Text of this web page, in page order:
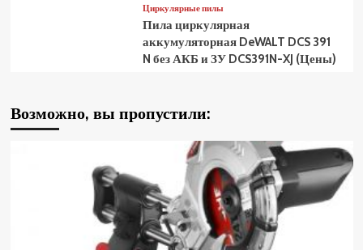
Циркулярные пилы
Пила циркулярная
аккумуляторная DeWALT DCS 391
N без АКБ и ЗУ DCS391N-XJ (Цены)
Возможно, вы пропустили: